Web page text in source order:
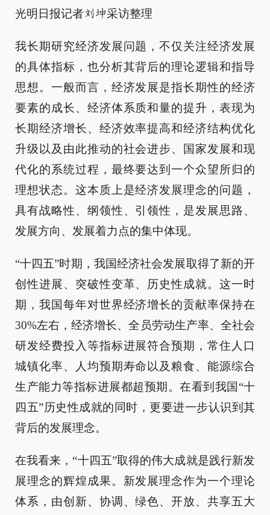
光明日报记者刘坤采访整理
我长期研究经济发展问题，不仅关注经济发展
的具体指标，也分析其背后的理论逻辑和指导
思想。一般而言，经济发展是指长期性的经济
要素的成长、经济体系质和量的提升，表现为
长期经济增长、经济效率提高和经济结构优化
升级以及由此推动的社会进步、国家发展和现
代化的系统过程，最终要达到一个众望所归的
理想状态。这本质上是经济发展理念的问题，
具有战略性、纲领性、引领性，是发展思路、
发展方向、发展着力点的集中体现。
“十四五”时期，我国经济社会发展取得了新的开
创性进展、突破性变革、历史性成就。这一时
期，我国每年对世界经济增长的贡献率保持在
30%左右，经济增长、全员劳动生产率、全社会
研发经费投入等指标进展符合预期，常住人口
城镇化率、人均预期寿命以及粮食、能源综合
生产能力等指标进展都超预期。在看到我国“十
四五”历史性成就的同时，更要进一步认识到其
背后的发展理念。
在我看来，“十四五”取得的伟大成就是践行新发
展理念的辉煌成果。新发展理念作为一个理论
体系，由创新、协调、绿色、开放、共享五大